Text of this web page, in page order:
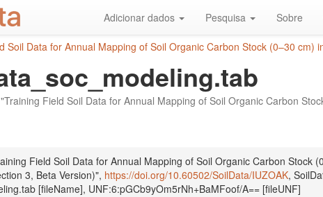
Adicionar dados Pesquisa Sobre
Soil Data for Annual Mapping of Soil Organic Carbon Stock (0–30 cm)
Field Soil Data for Annual Mapping of Soil Organic Carbon
Field Soil Data for Annual Mapping of Soil Organic Carbon Stock
3, Beta Version)", https://doi.org/10.60502/SoilData/IUZOAK,
[fileName], UNF:6:pGCb9yOm5rNh+BaMFoof/A== [fileUNF]